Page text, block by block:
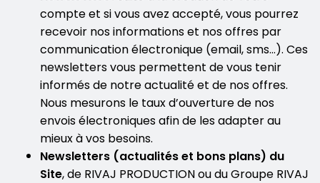
compte et si vous avez accepté, vous pourrez
recevoir nos informations et nos offres par
communication électronique (email, sms…). Ces
newsletters vous permettent de vous tenir
informés de notre actualité et de nos offres.
Nous mesurons le taux d’ouverture de nos
envois électroniques afin de les adapter au
mieux à vos besoins.
Newsletters (actualités et bons plans) du
Site, de RIVAJ PRODUCTION ou du Groupe RIVAJ